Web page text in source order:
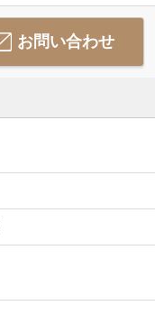
お問い合わせ